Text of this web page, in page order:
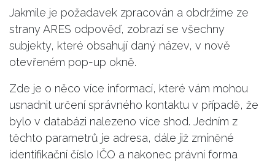
Jakmile je požadavek zpracován a obdržíme ze
strany ARES odpověď, zobrazí se všechny
subjekty, které obsahují daný název, v nově
otevřeném pop-up okně.
Zde je o něco více informací, které vám mohou
usnadnit určení správného kontaktu v případě, že
bylo v databázi nalezeno více shod. Jedním z
těchto parametrů je adresa, dále již zmíněné
identifikační číslo IČO a nakonec právní forma